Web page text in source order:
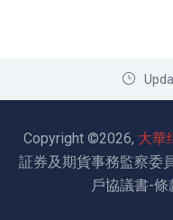
Copyright ©2026, 大華
証券及期貨事務監察委
戶協議書-條